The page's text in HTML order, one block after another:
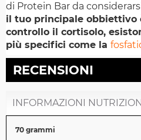
di Protein Bar da
il tuo principale obbiettivo
controllo il cortisolo,
più specifici come la
RECENSIONI
INFORMAZIONI
70 grammi